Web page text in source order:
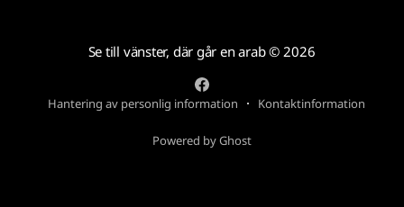
Se till vänster, där går en arab© 2026
Hantering av personlig information Kontaktinformation
Powered by Ghost